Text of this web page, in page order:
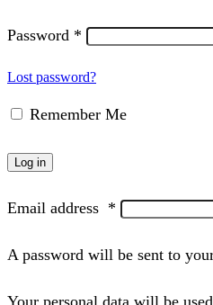
Password *
Lost password?
Remember Me
Log in
Email address *
A password will be sent to
Your personal data will be